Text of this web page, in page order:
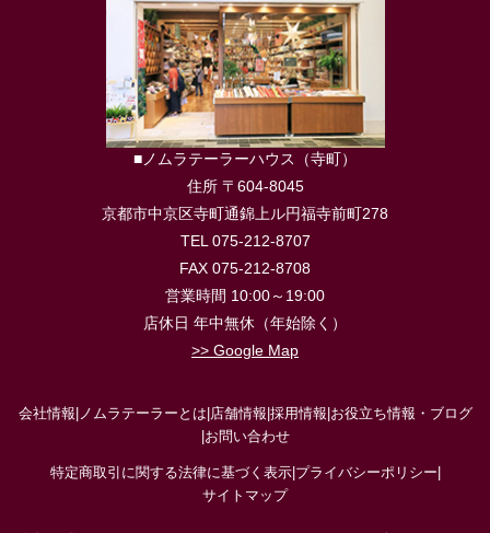
■ノムラテーラーハウス（寺町）
住所 〒604-8045
京都市中京区寺町通錦上ル円福寺前町278
TEL 075-212-8707
FAX 075-212-8708
営業時間 10:00～19:00
店休日 年中無休（年始除く）
>> Google Map
会社情報 ノムラテーラーとは 店舗情報 採用情報 お役立ち情報・ブログ
お問い合わせ
特定商取引に関する法律に基づく表示| プライバシーポリシー
サイトマップ